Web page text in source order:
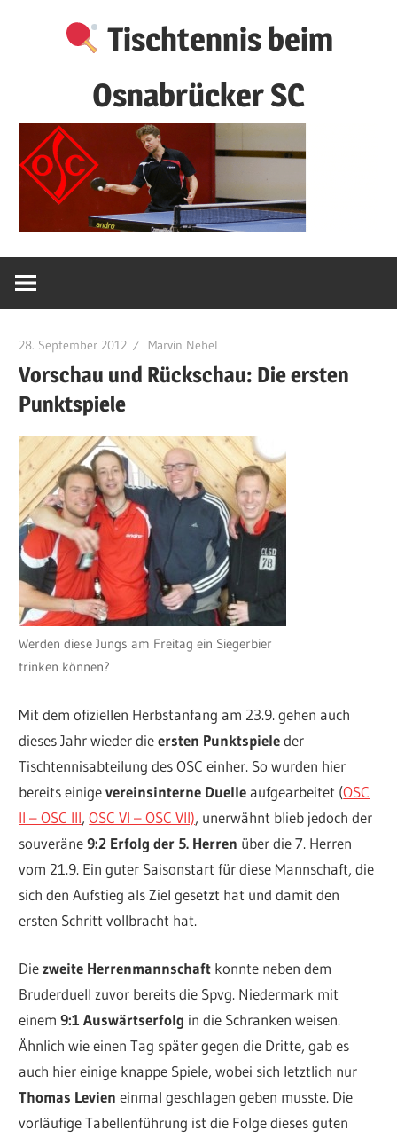
Tischtennis beim
Osnabrücker SC
28. September 2012 Marvin Nebel
Vorschau und Rückschau: Die ersten
Punktspiele
Werden diese Jungs am Freitag ein Siegerbier
trinken können?
Mit dem ofiziellen Herbstanfang am 23.9. gehen auch
dieses Jahr wieder dieersten Punktspieleder
Tischtennisabteilung des OSC einher. So wurden hier
bereits einigevereinsinterne Duelleaufgearbeitet (OSC
II – OSC III,OSC VI – OSC VII), unerwähnt blieb jedoch der
souveräne9:2 Erfolg der 5. Herren über die 7. Herren
vom 21.9. Ein guter Saisonstart für diese Mannschaft, die
sich den Aufstieg als Ziel gesetzt hat und damit den
ersten Schritt vollbracht hat.
Diezweite Herrenmannschaft konnte neben dem
Bruderduell zuvor bereits die Spvg. Niedermark mit
einem9:1 Auswärtserfolg in die Schranken weisen.
Ähnlich wie einen Tag später gegen die Dritte, gab es
auch hier einige knappe Spiele, wobei sich letztlich nur
Thomas Levien einmal geschlagen geben musste. Die
vorläufige Tabellenführung ist die Folge dieses guten